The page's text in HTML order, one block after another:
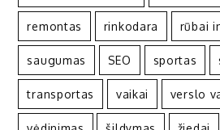
remontas rinkodara rūbai
saugumas SEO sportas
transportas vaikai verslo